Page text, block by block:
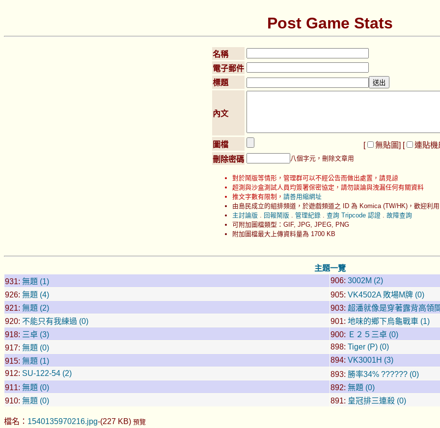
Post Game Stats
名稱
電子郵件
標題
內文
圖檔 [ 無貼圖] [
連貼機
刪除密碼
八個字元，刪除文章用
對於鬧版等情形，管理群可以不經公告而做出處置，請見諒
超測與沙盒測試人員均簽署保密協定，請勿談論與洩漏任何有關資料
推文字數有限制， 請善用縮網址
由島民成立的組排頻道，於遊戲頻道之 ID 為 Komica (TW/HK)，歡迎利用
主討論版 . 回報鬧版 . 管理紀錄. 查詢 Tripcode 認證. 故障查詢
可附加圖檔類型：GIF, JPG, JPEG, PNG
附加圖檔最大上傳資料量為 1700 KB
主題一覽
931: 無題 (1) 906: 3002M (2)
926: 無題 (4) 905: VK4502A 敗場M牌 (0)
921: 無題 (2) 903: 超潘就像是穿著露背高領
920: 不能只有我練過 (0) 901: 地味的鄉下烏龜戰車 (1)
918: 三卓 (3) 900:
Ｅ２５三卓 (0)
917: 無題 (0) 898: Tiger (P) (0)
915: 無題 (1) 894: VK3001H (3)
912: SU-122-54 (2) 893: 勝率34% ?????? (0)
911: 無題 (0) 892: 無題 (0)
910: 無題 (0) 891: 皇冠排三連殺 (0)
檔名： 1540135970216.jpg-(227 KB) 預覽